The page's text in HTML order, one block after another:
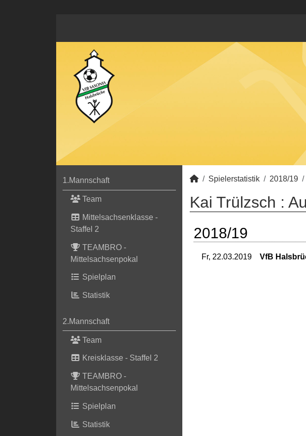
1.Mannschaft
Team
Mittelsachsenklasse -
Staffel 2
TEAMBRO -
Mittelsachsenpokal
Spielplan
Statistik
2.Mannschaft
Team
Kreisklasse - Staffel 2
TEAMBRO -
Mittelsachsenpokal
Spielplan
Statistik
Spielerstatistik 2018/19
Kai Trülzsch :
2018/19
Fr, 22.03.2019 VfB